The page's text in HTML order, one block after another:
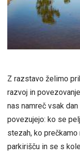
Z razstavo želimo
razvoj in
nas namreč vsak
povezujejo: ko se
stezah, ko
parkirišču in se s